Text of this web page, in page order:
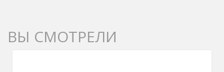
ВЫ СМОТРЕЛИ